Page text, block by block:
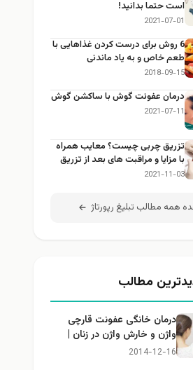
است حتما بدانید!
2021-07-01
6 روش برای درست کردن غذاهایی با
طعم خاص و به یاد ماندنی
2018-09-15
درمان عفونت گوش با ساکشن گوش
2021-07-11
تزریق چربی چیست؟ معایب همراه
با مزایا و مراقبت های بعد از تزریق
چربی
2021-11-03
همه مطالب تبلیغ رپورتاژ
مطالب
درمان خانگی عفونت قارچی
واژن و خارش واژن در زنان |
راهنمای کامل، ایمن و کاربردی
2014-12-16